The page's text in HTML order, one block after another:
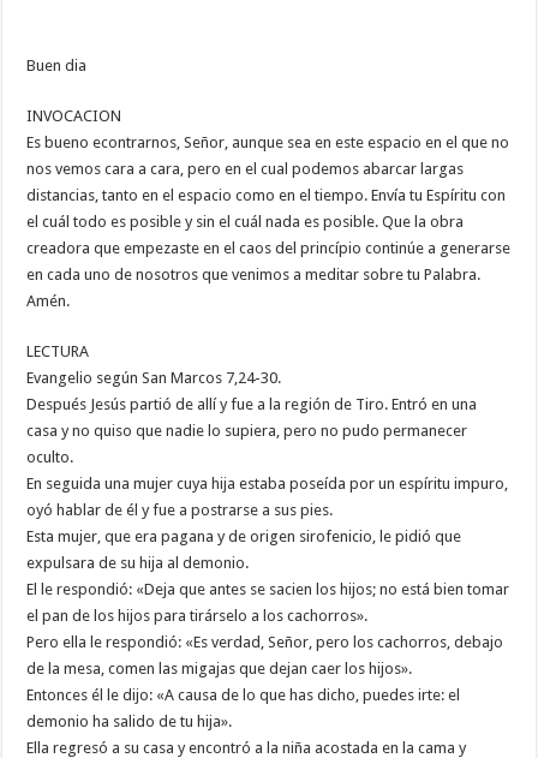
Buen dia
INVOCACION
Es bueno econtrarnos, Señor, aunque sea en este espacio en el que no
nos vemos cara a cara, pero en el cual podemos abarcar largas
distancias, tanto en el espacio como en el tiempo. Envía tu Espíritu con
el cuál todo es posible y sin el cuál nada es posible. Que la obra
creadora que empezaste en el caos del princípio continúe a generarse
en cada uno de nosotros que venimos a meditar sobre tu Palabra.
Amén.
LECTURA
Evangelio según San Marcos 7,24-30.
Después Jesús partió de allí y fue a la región de Tiro. Entró en una
casa y no quiso que nadie lo supiera, pero no pudo permanecer
oculto.
En seguida una mujer cuya hija estaba poseída por un espíritu impuro,
oyó hablar de él y fue a postrarse a sus pies.
Esta mujer, que era pagana y de origen sirofenicio, le pidió que
expulsara de su hija al demonio.
El le respondió: «Deja que antes se sacien los hijos; no está bien tomar
el pan de los hijos para tirárselo a los cachorros».
Pero ella le respondió: «Es verdad, Señor, pero los cachorros, debajo
de la mesa, comen las migajas que dejan caer los hijos».
Entonces él le dijo: «A causa de lo que has dicho, puedes irte: el
demonio ha salido de tu hija».
Ella regresó a su casa y encontró a la niña acostada en la cama y